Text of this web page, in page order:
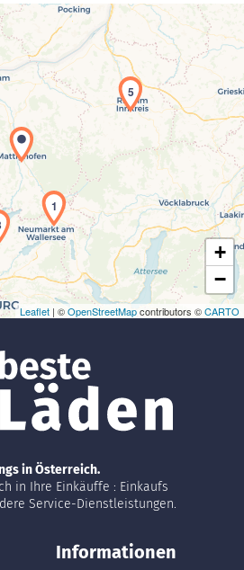
Laden der Karte...
1
5
+
−
Leaflet | ©OpenStreetMapcontributors ©CARTO
in Österreich.
in Ihre Einkäuffe : Einkaufs
Service-Dienstleistungen.
Informationen